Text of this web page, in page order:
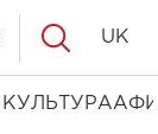
КУЛЬТУРА
UK